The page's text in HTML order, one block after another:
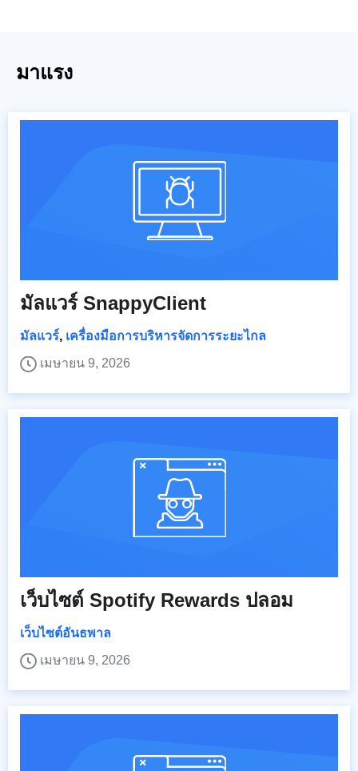
มาแรง
มัลแวร์ SnappyClient
มัลแวร์, เครื่องมือการบริหารจัดการระยะไกล
เมษายน 9, 2026
เว็บไซต์ Spotify Rewards ปลอม
เว็บไซต์อันธพาล
เมษายน 9, 2026